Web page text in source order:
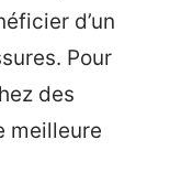
d’un
Pour
des
meilleure